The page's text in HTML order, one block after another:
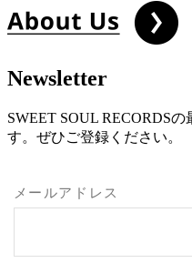
Newsletter
SWEET SOUL RECORDS
す。ぜひご登録ください。